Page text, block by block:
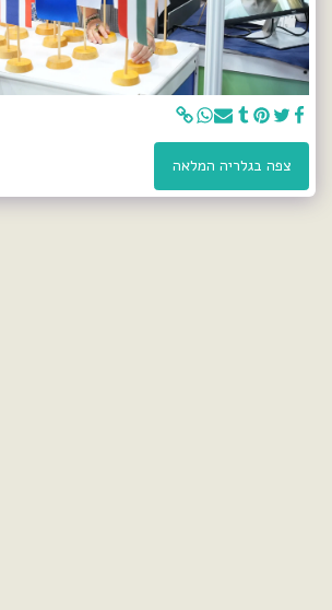
צפה בגלריה המלאה